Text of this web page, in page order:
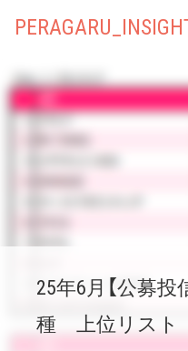
25年6月【公募投
種 上位リスト